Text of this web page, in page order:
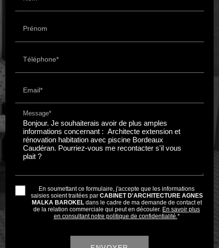
Prénom
Téléphone*
Email*
Message*
En soumettant ce formulaire, j'accepte que les informations
saisies soient traitées par CABINET D'ARCHITECTURE AGNES
MALKA BAROKELdans le cadre de ma demande de contact et
de la relation commerciale qui peut en découler. En savoir plus
en consultant notre politique de confidentialité.*